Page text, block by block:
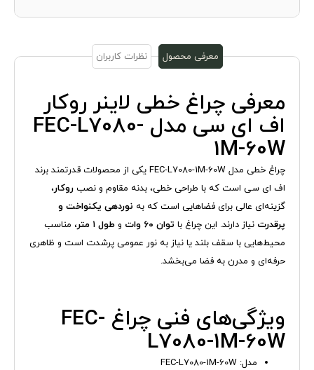
معرفی محصول نظرات کاربران
معرفی چراغ خطی لاینر روکار
اف ای سی مدل FEC-L7080-
1M-60W
چراغ خطی مدل FEC-L7080-1M-60W یکی از محصولات قدرتمند برند
اف ای سی است که با طراحی خطی، بدنه مقاوم و نصب روکار،
گزینه‌ای عالی برای فضاهایی است که به نوردهی یکنواخت و
پرقدرت نیاز دارند. این چراغ با توان ۶۰ وات و طول ۱ متر
، مناسب
محیط‌هایی با سقف بلند یا نیاز به نور عمومی پرشدت است و ظاهری
حرفه‌ای و مدرن به فضا می‌بخشد.
ویژگی‌های فنی چراغ FEC-
L7080-1M-60W
مدل: FEC-L7080-1M-60W